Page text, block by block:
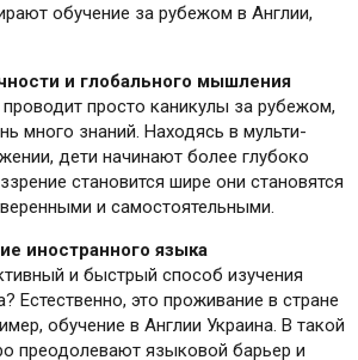
обучение за рубежом в Англии,
и глобального мышления
просто каникулы за рубежом,
много знаний. Находясь в мульти-
дети начинают более глубоко
становится шире они становятся
и самостоятельными.
иностранного языка
и быстрый способ изучения
Естественно, это проживание в стране
обучение в Англии Украина. В такой
преодолевают языковой барьер и